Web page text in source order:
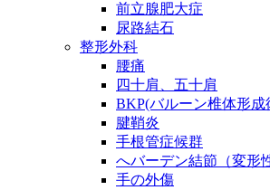
前立腺肥大症
尿路結石
整形外科
腰痛
四十肩、五十肩
BKP(バルーン椎体形成
腱鞘炎
手根管症候群
へバーデン結節（変形
手の外傷